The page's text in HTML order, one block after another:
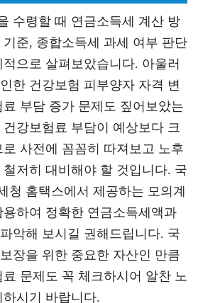
수령할 때 연금소득세 계산 방
준, 종합소득세 과세 여부 판단
으로 살펴보았습니다. 아울러
한 건강보험 피부양자 자격 변
부담 증가 문제도 짚어보았는
강보험료 부담이 예상보다 크
사전에 꼼꼼히 따져보고 노후
저히 대비해야 할 것입니다. 국
청 홈택스에서 제공하는 모의계
하여 정확한 연금소득세액과
악해 보시길 권해드립니다. 국
장을 위한 중요한 자산인 만큼
문제도 꼭 체크하시어 알찬 노
시기 바랍니다.